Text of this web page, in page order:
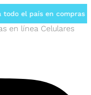
el país en compras
en línea Celulares